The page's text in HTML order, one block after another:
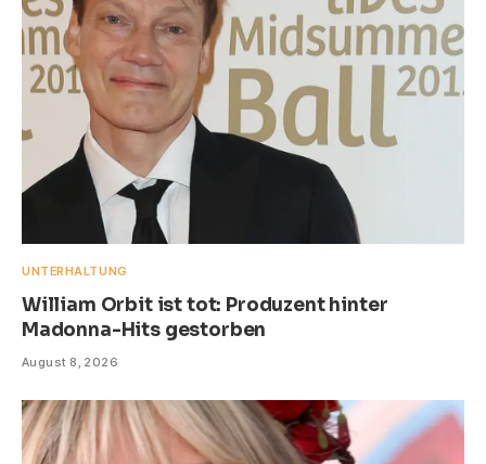
UNTERHALTUNG
William Orbit ist tot: Produzent hinter
Madonna-Hits gestorben
August 8, 2026